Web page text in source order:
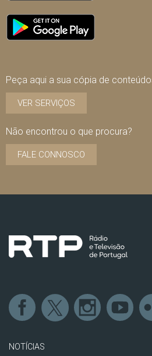
Peça aqui a sua cópia de
VER SERVIÇOS
Não encontrou o que procura?
FALE CONNOSCO
NOTÍCIAS